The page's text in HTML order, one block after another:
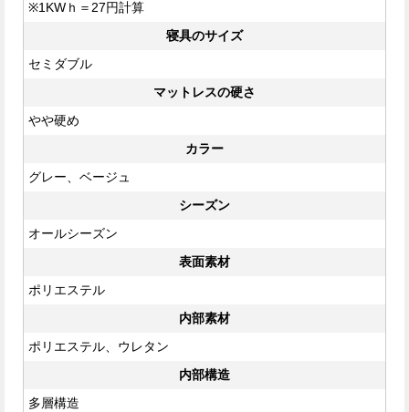
※1KWｈ＝27円計算
寝具のサイズ
セミダブル
マットレスの硬さ
やや硬め
カラー
グレー、ベージュ
シーズン
オールシーズン
表面素材
ポリエステル
内部素材
ポリエステル、ウレタン
内部構造
多層構造